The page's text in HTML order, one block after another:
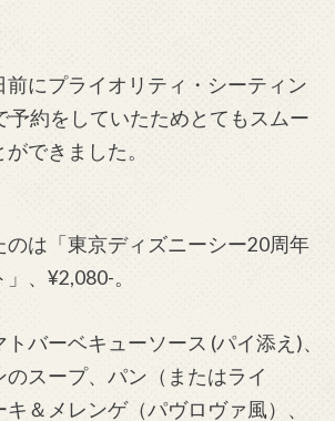
前にプライオリティ・シーティン
予約をしていたためとてもスムー
できました。
のは「東京ディズニーシー20周年
、¥2,080-。
バーベキューソース (パイ添え)、
スープ、パン（またはライ
＆メレンゲ（パヴロヴァ風）、